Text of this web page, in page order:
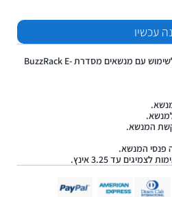
עכשיו
מסילת הרחבה המתאימה לשימוש עם מנשאים מסדרת BuzzRack E-
המנשא.
פנסי המנשא.
עד 3.25 אינץ.